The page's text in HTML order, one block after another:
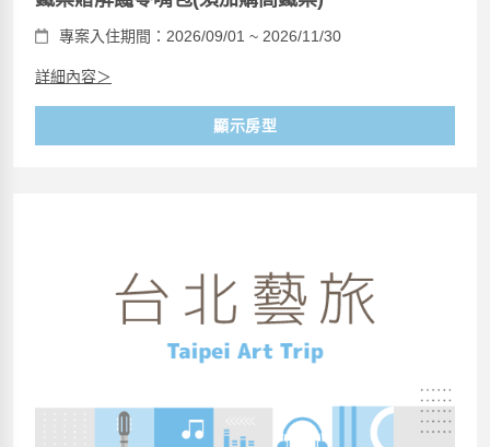
專案入住期間：2026/09/01 ~ 2026/11/30
詳細內容＞
顯示房型